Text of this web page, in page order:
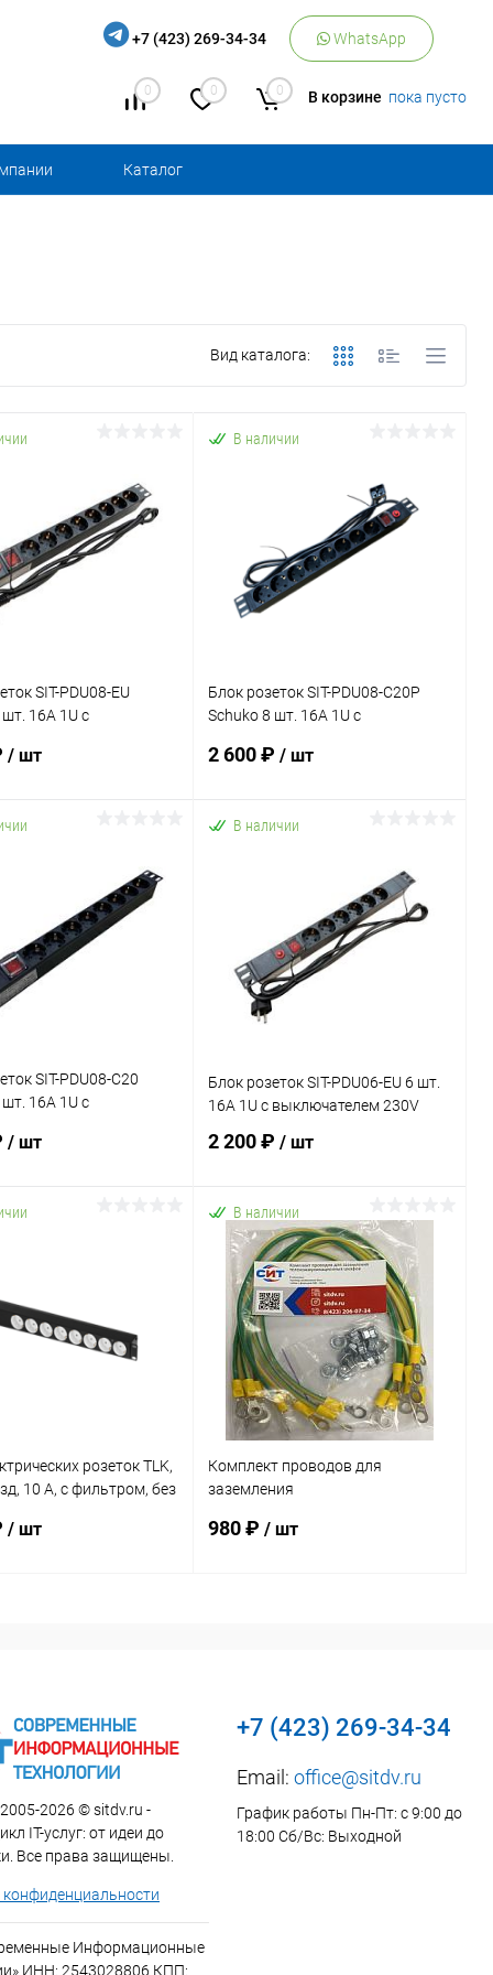
+7 (423) 269-34-34 WhatsApp
0 0 0 В корзине пока пусто
Каталог
Вид каталога:
SIT-PDU08-EU
16А 1U с
/ шт
К сравнению
В наличии
В наличии
Блок розеток SIT-PDU08-C20P
Schuko 8 шт. 16А 1U с
2 600 ₽/ шт
К сравнению
В избранное В наличии
SIT-PDU08-C20
16А 1U с
/ шт
В наличии
В наличии
Блок розеток SIT-PDU06-EU 6 шт.
16А 1U с выключателем 230V
2 200 ₽/ шт
В корзину
Купить в 1 клик К сравнению
В избранное В наличии
розеток TLK,
10 А, с фильтром, без
/ шт
В наличии
В наличии
Комплект проводов для
заземления
980 ₽/ шт
В избранное В наличии
2026 © sitdv.ru -
IT-услуг: от идеи до
Все права защищены.
Информационные
ИНН: 2543028806 КПП:
+7 (423) 269-34-34
Email: office@sitdv.ru
График работы Пн-Пт: с 9:00 до
18:00 Сб/Вс: Выходной